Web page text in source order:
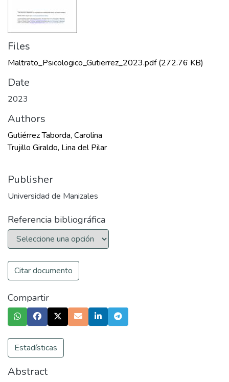
Files
Maltrato_Psicologico_Gutierrez_2023.pdf(272.76 KB)
Date
2023
Authors
Gutiérrez Taborda, Carolina
Trujillo Giraldo, Lina del Pilar
Publisher
Universidad de Manizales
Referencia bibliográfica
Citar documento
Compartir
Estadísticas
Abstract